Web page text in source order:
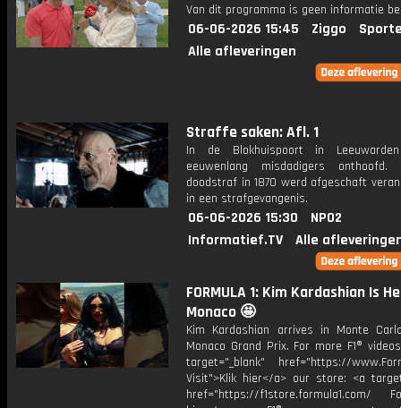
Van dit programma is geen informatie
06-06-2026 15:45 Ziggo
Alle afleveringen
Straffe saken: Afl. 1
In de Blokhuispoort in
eeuwenlang misdadigers onthoofd.
doodstraf in 1870 werd afgeschaft
in een strafgevangenis.
06-06-2026 15:30
NPO2
Informatief.TV
Alle
FORMULA 1: Kim Kardashian Is
Monaco 🤩
Kim Kardashian arrives in Monte
Monaco Grand Prix. For more F1®
target="_blank" href="https://
Visit">Klik hier</a> our store: <a
href="https://f1store.formula1.com/